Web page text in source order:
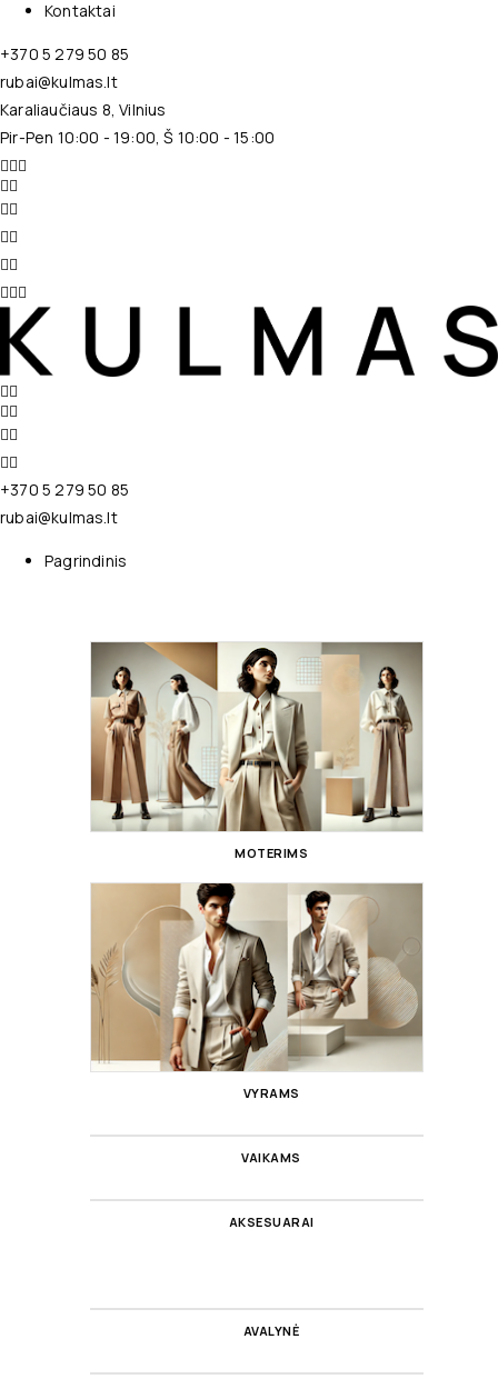
Kontaktai
+370 5 279 50 85
rubai@kulmas.lt
Karaliaučiaus 8, Vilnius
Pir-Pen 10:00 - 19:00, Š 10:00 - 15:00
+370 5 279 50 85
rubai@kulmas.lt
Pagrindinis
MOTERIMS
VYRAMS
VAIKAMS
AKSESUARAI
AVALYNĖ